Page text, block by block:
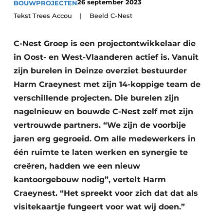
Video’s
Aanmelden
Bedrijven
Contact
Beton & Staalbouw
Brandveiligheid
BIM
Evenementen
Houtbouw
HVAC
Interieurarchitectuur
BOUWPROJECTEN26 september 2023
Tekst Trees Accou | Beeld C-Nest
C-Nest Groep is een projectontwikkelaar die
in Oost- en West-Vlaanderen actief is. Vanuit
zijn burelen in Deinze overziet bestuurder
Harm Craeynest met zijn 14-koppige team de
verschillende projecten. Die burelen zijn
nagelnieuw en bouwde C-Nest zelf met zijn
vertrouwde partners. “We zijn de voorbije
jaren erg gegroeid. Om alle medewerkers in
één ruimte te laten werken en synergie te
creëren, hadden we een nieuw
kantoorgebouw nodig”, vertelt Harm
Craeynest. “Het spreekt voor zich dat dat als
visitekaartje fungeert voor wat wij doen.”